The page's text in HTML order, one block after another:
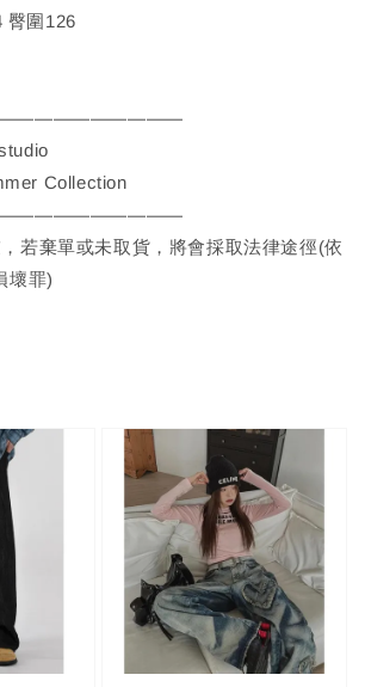
臀圍126
Collection
若棄單或未取貨，將會採取法律途徑(依
壞罪)